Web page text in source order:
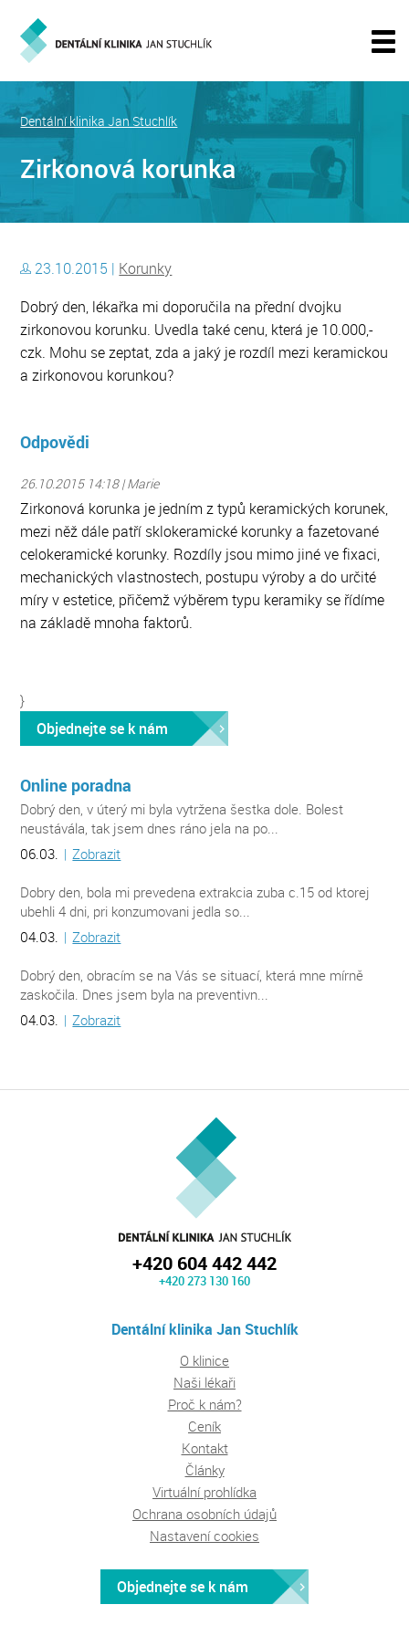
Zirkonová korunka
Dentální klinika Jan Stuchlík
23.10.2015 | Korunky
Dobrý den, lékařka mi doporučila na přední dvojku
zirkonovou korunku. Uvedla také cenu, která je 10.000,-
czk. Mohu se zeptat, zda a jaký je rozdíl mezi keramickou
a zirkonovou korunkou?
Odpovědi
26.10.2015 14:18 | Marie
Zirkonová korunka je jedním z typů keramických korunek,
mezi něž dále patří sklokeramické korunky a fazetované
celokeramické korunky. Rozdíly jsou mimo jiné ve fixaci,
mechanických vlastnostech, postupu výroby a do určité
míry v estetice, přičemž výběrem typu keramiky se řídíme
na základě mnoha faktorů.
}
Objednejte se k nám
Online poradna
Dobrý den, v úterý mi byla vytržena šestka dole. Bolest
neustávála, tak jsem dnes ráno jela na po...
06.03. | Zobrazit
Dobry den, bola mi prevedena extrakcia zuba c.15 od ktorej
ubehli 4 dni, pri konzumovani jedla so...
04.03. | Zobrazit
Dobrý den, obracím se na Vás se situací, která mne mírně
zaskočila. Dnes jsem byla na preventivn...
04.03. | Zobrazit
+420 604 442 442
+420 273 130 160
Dentální klinika Jan Stuchlík
O klinice
Naši lékaři
Proč k nám?
Ceník
Kontakt
Články
Virtuální prohlídka
Ochrana osobních údajů
Nastavení cookies
Objednejte se k nám